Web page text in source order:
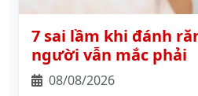
7 sai lầm khi đánh
người vẫn mắc phải
08/08/2026